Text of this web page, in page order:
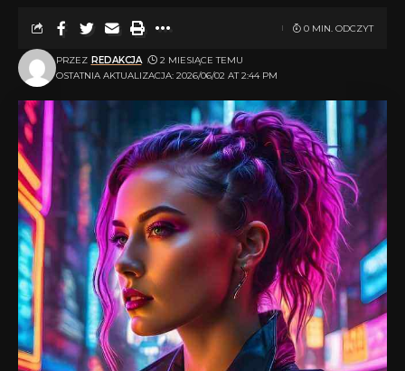
OSTATNIA AKTUALIZACJA: 2026/06/02 AT 2:44 PM
PRZEZ REDAKCJA 2 MIESIĄCE TEMU
0 MIN. ODCZYT